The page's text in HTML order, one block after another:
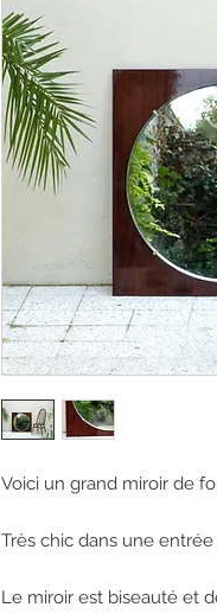
Voici un grand miroir de
Très chic dans une entrée
Le miroir est biseauté et